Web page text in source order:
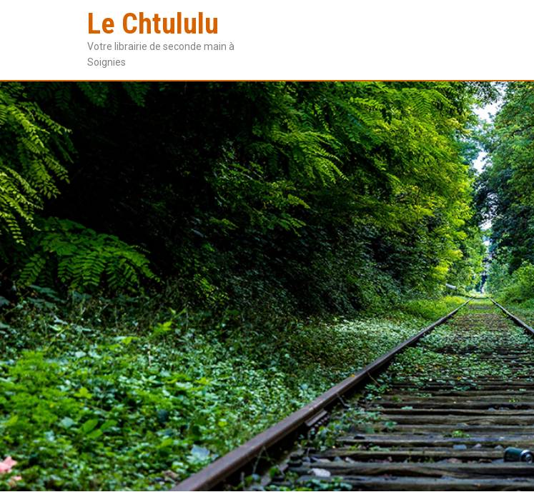
Le Chtululu
Votre librairie de seconde main à
Soignies